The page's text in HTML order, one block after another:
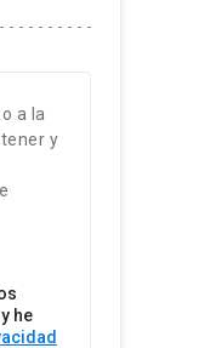
a la
y
he